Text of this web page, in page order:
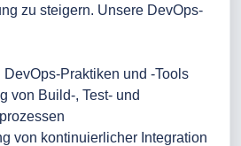
zu steigern. Unsere DevOps-
DevOps-Praktiken und -Tools
von Build-, Test- und
von kontinuierlicher Integration